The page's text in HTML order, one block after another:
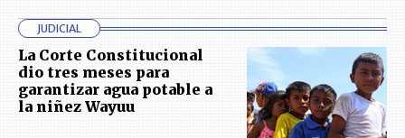
JUDICIAL
La Corte Constitucional
dio tres meses para
garantizar agua potable a
la niñez Wayuu